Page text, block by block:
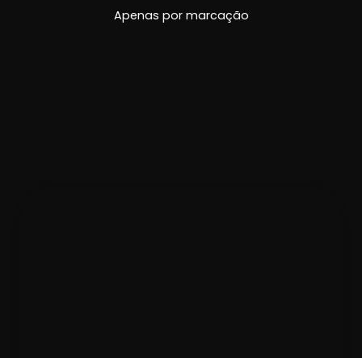
Apenas por marcação